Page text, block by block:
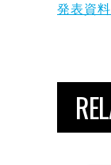
発表資